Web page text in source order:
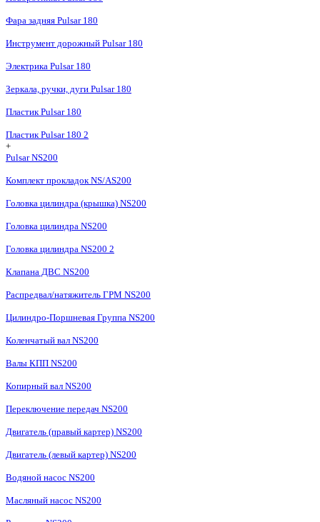
Фара задняя Pulsar 180
Инструмент дорожный Pulsar 180
Электрика Pulsar 180
Зеркала, ручки, дуги Pulsar 180
Пластик Pulsar 180
Пластик Pulsar 180 2
+
Pulsar NS200
Комплект прокладок NS/AS200
Головка цилиндра (крышка) NS200
Головка цилиндра NS200
Головка цилиндра NS200 2
Клапана ДВС NS200
Распредвал/натяжитель ГРМ NS200
Цилиндро-Поршневая Группа NS200
Коленчатый вал NS200
Валы КПП NS200
Копирный вал NS200
Переключение передач NS200
Двигатель (правый картер) NS200
Двигатель (левый картер) NS200
Водяной насос NS200
Масляный насос NS200